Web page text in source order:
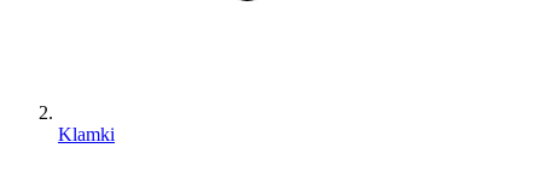
Klamki